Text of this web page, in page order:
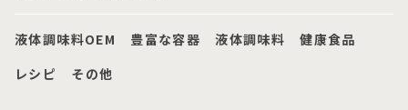
液体調味料OEM 豊富な容器 液体調味料
健康食品
レシピ
その他